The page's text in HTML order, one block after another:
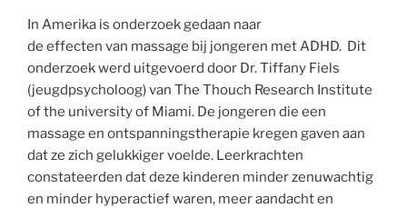
In Amerika is onderzoekgedaan naar
de effecten van massage bij jongeren met ADHD. Dit
onderzoek werd uitgevoerd door Dr. Tiffany Fiels
(jeugdpsycholoog) van The Thouch Research Institute
of the university of Miami. De jongeren die een
massage en ontspanningstherapie kregen gaven aan
dat ze zich gelukkiger voelde. Leerkrachten
constateerden dat deze kinderen minder zenuwachtig
en minder hyperactief waren, meer aandacht en